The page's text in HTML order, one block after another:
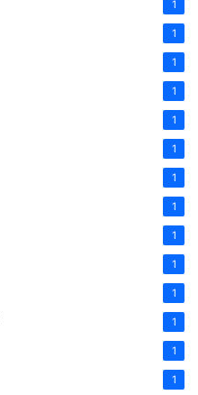
1
1
1
1
1
1
1
1
1
1
1
1
1
1